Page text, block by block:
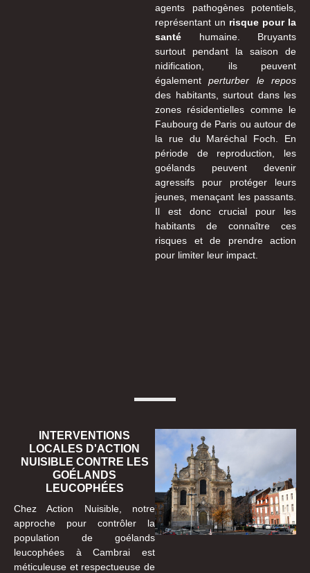
agents pathogènes potentiels,
représentant un risque pour la
santé humaine. Bruyants
surtout pendant la saison de
nidification, ils peuvent
égalementperturber le repos
des habitants, surtout dans les
zones résidentielles comme le
Faubourg de Paris ou autour de
la rue du Maréchal Foch. En
période de reproduction, les
goélands peuvent devenir
agressifs pour protéger leurs
jeunes, menaçant les passants.
Il est donc crucial pour les
habitants de connaître ces
risques et de prendre action
pour limiter leur impact.
INTERVENTIONS
LOCALES D'ACTION
NUISIBLE CONTRE LES
GOÉLANDS
LEUCOPHÉES
Chez Action Nuisible, notre
approche pour contrôler la
population de goélands
leucophées à Cambrai est
méticuleuse et respectueuse de